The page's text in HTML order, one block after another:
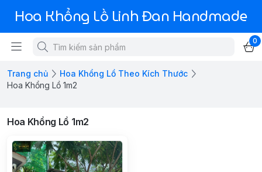
Hoa Khổng Lồ Linh Đan Handmade
0
Trang chủ
Hoa Khổng Lồ Theo Kích Thước
Hoa Khổng Lồ 1m2
Hoa Khổng Lồ 1m2